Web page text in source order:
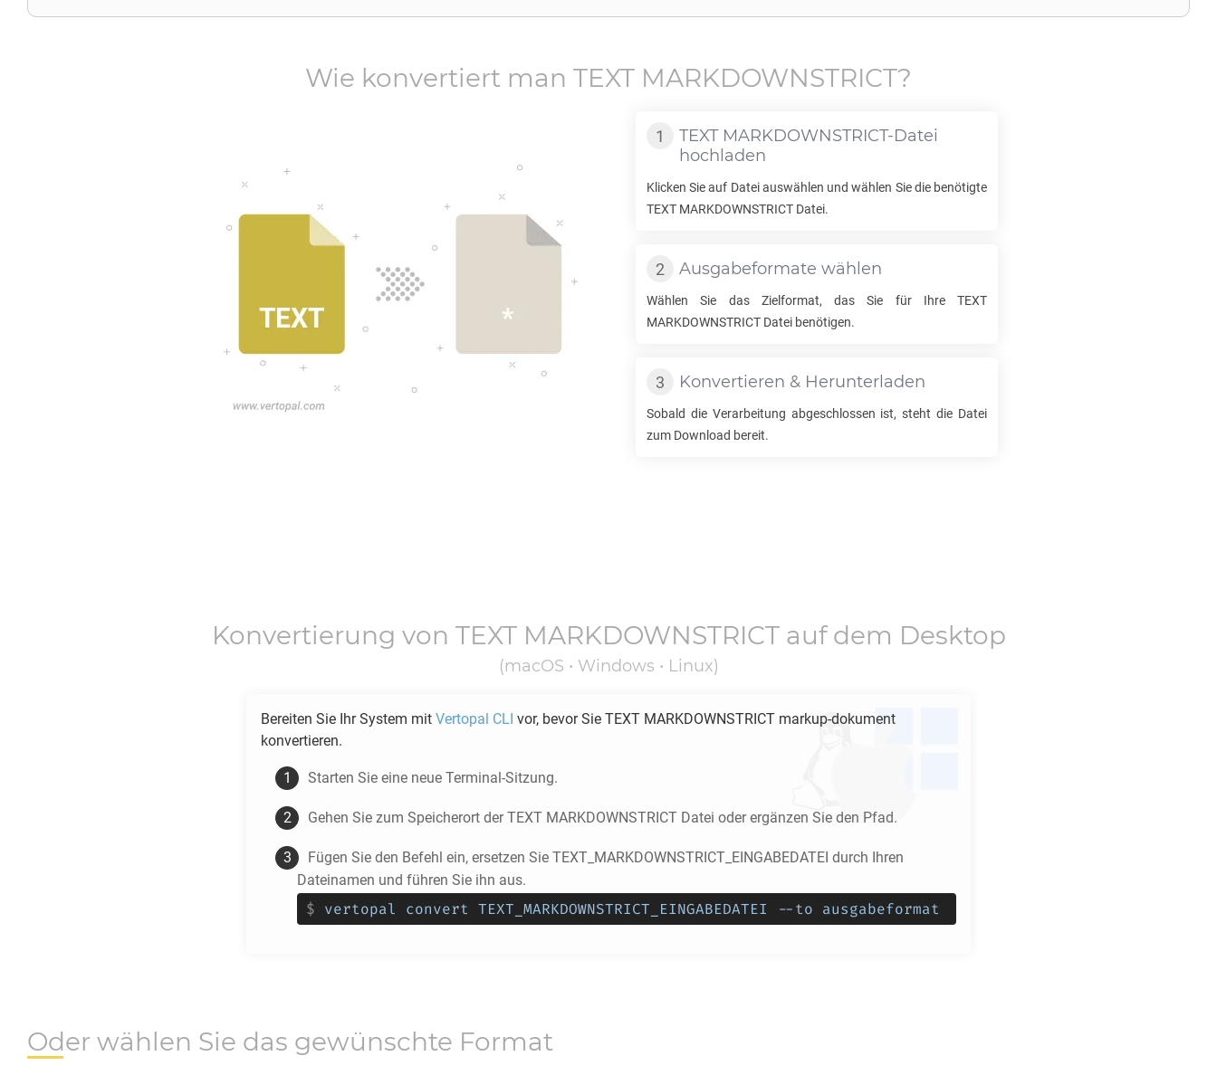
Wie konvertiert man TEXT MARKDOWNSTRICT?
TEXT MARKDOWNSTRICT-Datei
hochladen
Klicken Sie auf Datei auswählen und wählen Sie die benötigte
TEXT MARKDOWNSTRICT Datei.
Ausgabeformate wählen
Wählen Sie das Zielformat, das Sie für Ihre TEXT
MARKDOWNSTRICT Datei benötigen.
Konvertieren & Herunterladen
Sobald die Verarbeitung abgeschlossen ist, steht die Datei
zum Download bereit.
Konvertierung von TEXT MARKDOWNSTRICTauf dem Desktop
(macOS • Windows • Linux)
Bereiten Sie Ihr System mit Vertopal CLI vor, bevor Sie TEXT MARKDOWNSTRICT markup-dokument
konvertieren.
Starten Sie eine neue Terminal-Sitzung.
Gehen Sie zum Speicherort derTEXT MARKDOWNSTRICT Datei oder ergänzen Sie den Pfad.
Fügen Sie den Befehl ein, ersetzen Sie TEXT_MARKDOWNSTRICT_EINGABEDATEI durch Ihren
Dateinamen und führen Sie ihn aus.
$ vertopal convert TEXT_MARKDOWNSTRICT_EINGABEDATEI --to ausgabeformat
Oder wählen Sie das gewünschte Format